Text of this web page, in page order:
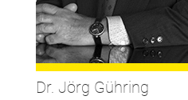
Dr. Jörg Gühring